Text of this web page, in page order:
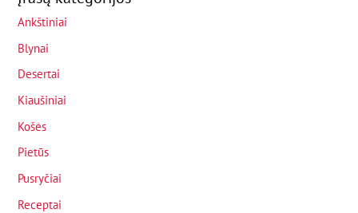
Ankštiniai
Blynai
Desertai
Kiaušiniai
Košės
Pietūs
Pusryčiai
Receptai